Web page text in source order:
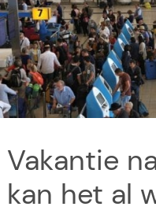
Vakantie
kan het al